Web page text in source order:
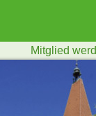
Mitglied